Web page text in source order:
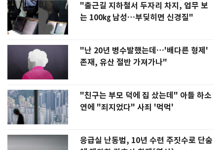
"출근길 지하철서 두자리 차지, 업무 보
는 100㎏ 남성…부딪히면 신경질"
"난 20년 병수발했는데…'배다른 형제'
존재, 유산 절반 가져가나"
"친구는 부모 덕에 집 샀는데" 아들 하소
연에 "죄지었다" 사죄 '먹먹'
응급실 난동범, 10년 수련 주짓수로 단숨